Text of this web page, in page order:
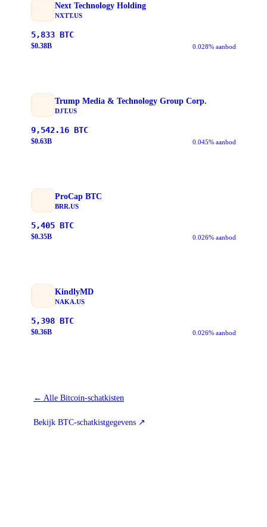
Next Technology Holding
NXTT.US
5,833 BTC
$0.38B 0.028% aanbod
Trump Media & Technology Group Corp.
DJT.US
9,542.16 BTC
$0.63B 0.045% aanbod
ProCap BTC
BRR.US
5,405 BTC
$0.35B 0.026% aanbod
KindlyMD
NAKA.US
5,398 BTC
$0.36B 0.026% aanbod
← Alle Bitcoin-schatkisten
Bekijk BTC-schatkistgegevens ↗